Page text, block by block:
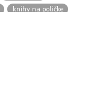
knihy na poličke